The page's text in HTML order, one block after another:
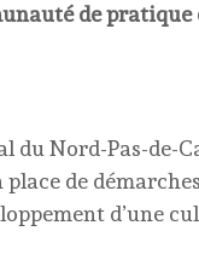
de pratique
du Nord-Pas-de-
de
d’une